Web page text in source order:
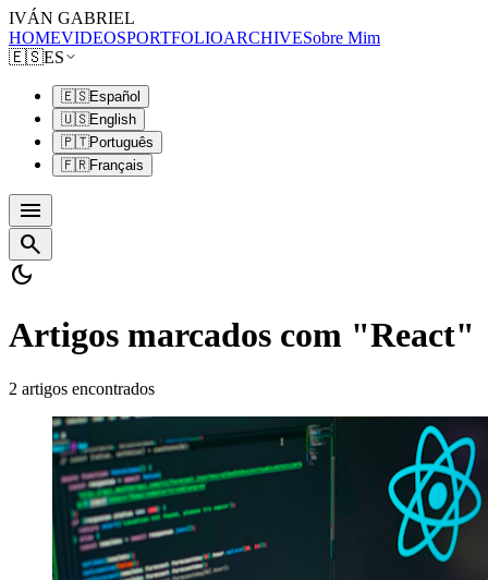
IVÁN GABRIEL
HOMEVIDEOSPORTFOLIOARCHIVESobre Mim
🇪🇸ES
🇪🇸Español
🇺🇸English
🇵🇹Português
🇫🇷Français
menu
search
dark_mode
Artigos marcados com "React"
2 artigos encontrados